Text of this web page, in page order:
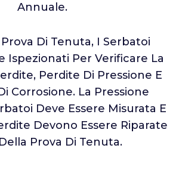
Annuale.
Di Tenuta, I Serbatoi
Ispezionati Per Verificare La
Perdite Di Pressione E
Corrosione. La Pressione
Deve Essere Misurata E
Devono Essere Riparate
Prova Di Tenuta.